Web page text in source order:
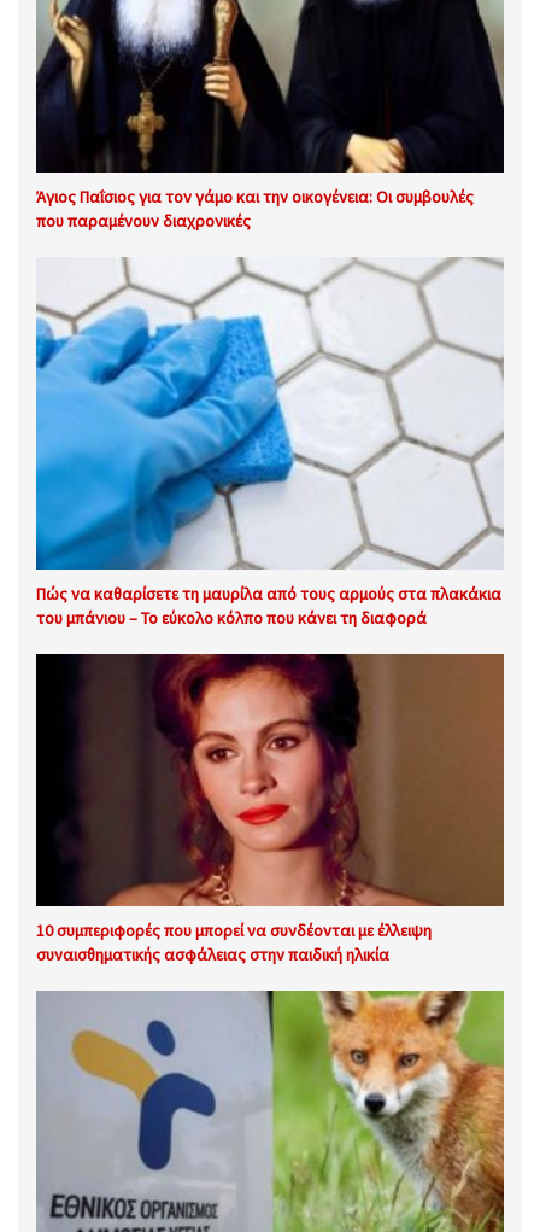
Άγιος Παΐσιος για τον γάμο και την οικογένεια: Οι συμβουλές
που παραμένουν διαχρονικές
Πώς να καθαρίσετε τη μαυρίλα από τους αρμούς στα πλακάκια
του μπάνιου – Το εύκολο κόλπο που κάνει τη διαφορά
10 συμπεριφορές που μπορεί να συνδέονται με έλλειψη
συναισθηματικής ασφάλειας στην παιδική ηλικία